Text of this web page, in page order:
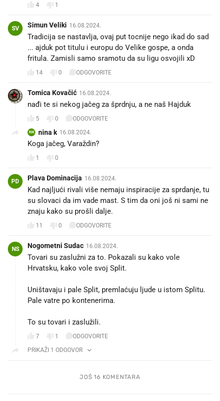
4 1
SV Simun Veliki 16.08.2024.
Tradicija se nastavlja, ovaj put tocnije nego ikad do sad
... ajduk pot titulu i europu do Velike gospe, a onda
fritula. Zamisli samo sramotu da su ligu osvojili xD
14 0 ODGOVORITE
Tomica Kovačić 16.08.2024.
nađi te si nekog jačeg za šprdnju, a ne naš Hajduk
5 0 ODGOVORITE
NK nina k 16.08.2024.
Koga jačeg, Varaždin?
1 0
PD Plava Dominacija 16.08.2024.
Kad najljući rivali više nemaju inspiracije za sprdanje, tu
su slovaci da im vade mast. S tim da oni još ni sami ne
znaju kako su prošli dalje.
11 0 ODGOVORITE
NS Nogometni Sudac 16.08.2024.
Tovari su zaslužni za to. Pokazali su kako vole
Hrvatsku, kako vole svoj Split.
Uništavaju i pale Split, premlaćuju ljude u istom Splitu.
Pale vatre po kontenerima.
To su tovari i zaslužili.
7 1
ODGOVORITE
PRIKAŽI 1 ODGOVOR
JOŠ 16 KOMENTARA